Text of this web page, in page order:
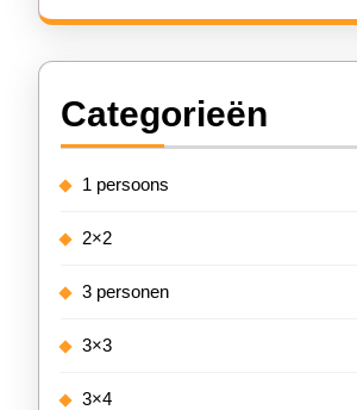
Categorieën
1 persoons
2×2
3 personen
3×3
3×4